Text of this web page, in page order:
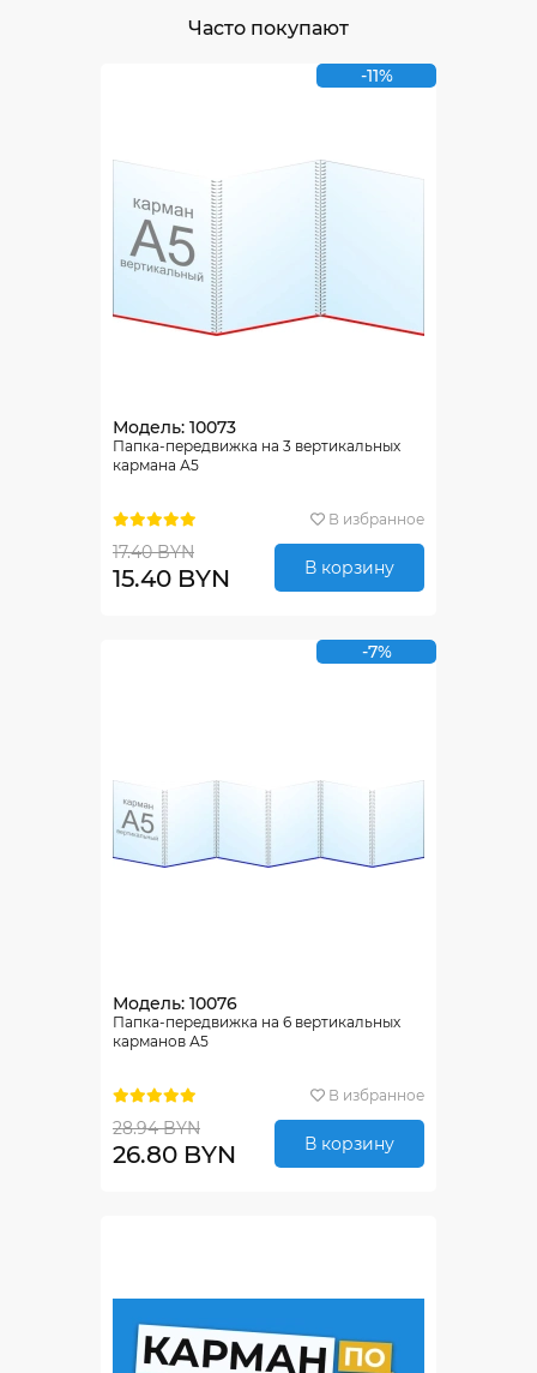
Часто покупают
-11%
Модель: 10073
Папка-передвижка на 3 вертикальных
кармана А5
В избранное
17.40 BYN
15.40 BYN В корзину
-7%
Модель: 10076
Папка-передвижка на 6 вертикальных
карманов А5
В избранное
28.94 BYN
26.80 BYN В корзину